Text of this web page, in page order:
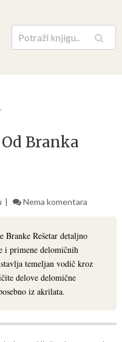
Pretraga
Branka
Nema komentara
Rešetar detaljno
i primene delomičnih
temeljan vodič kroz
delove delomične
iz akrilata.